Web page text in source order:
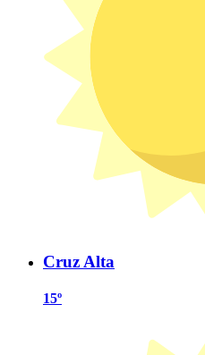
Cruz Alta
15º